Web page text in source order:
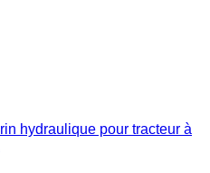
hydraulique pour tracteur à